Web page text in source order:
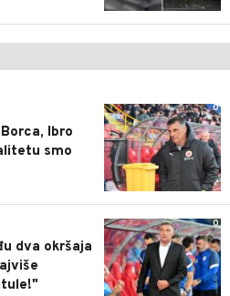
0
Ibro
smo
0
dva okršaja